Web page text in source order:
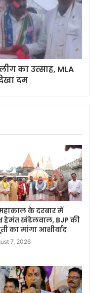
का उत्साह, MLA
दम
के दरबार में
हेमंत खंडेलवाल, BJP की
का मांगा आशीर्वाद
7, 2026